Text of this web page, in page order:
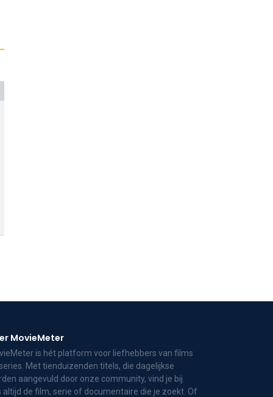
MovieMeter
is hét platform voor liefhebbers van films
Met tienduizenden titels, die dagelijkse
aangevuld door onze community, vind je bij
altijd de film, serie of documentaire die je zoekt. Of